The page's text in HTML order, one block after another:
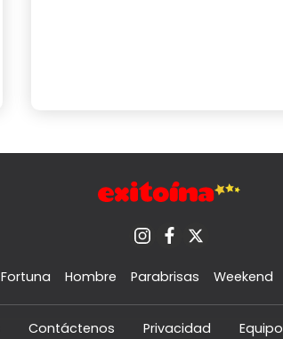
Fortuna Hombre Parabrisas Weekend
Contáctenos Privacidad Equipo